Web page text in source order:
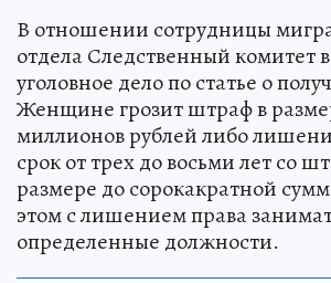
В отношении сотрудницы
отдела Следственный комитет
уголовное дело по статье о
Женщине грозит штраф в
миллионов рублей либо
срок от трех до восьми лет со
размере до сорокакратной
этом с лишением права
определенные должности.